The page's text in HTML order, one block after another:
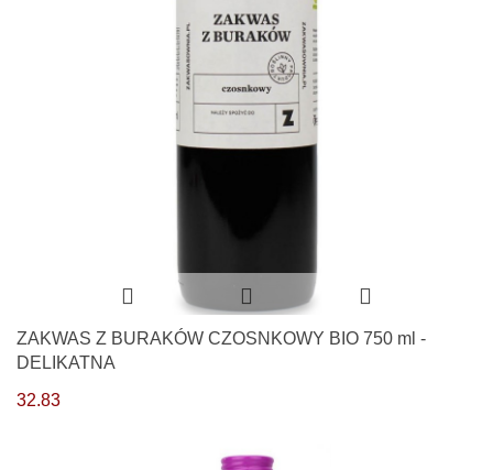
ZAKWAS Z BURAKÓW CZOSNKOWY BIO 750 ml -
DELIKATNA
32.83